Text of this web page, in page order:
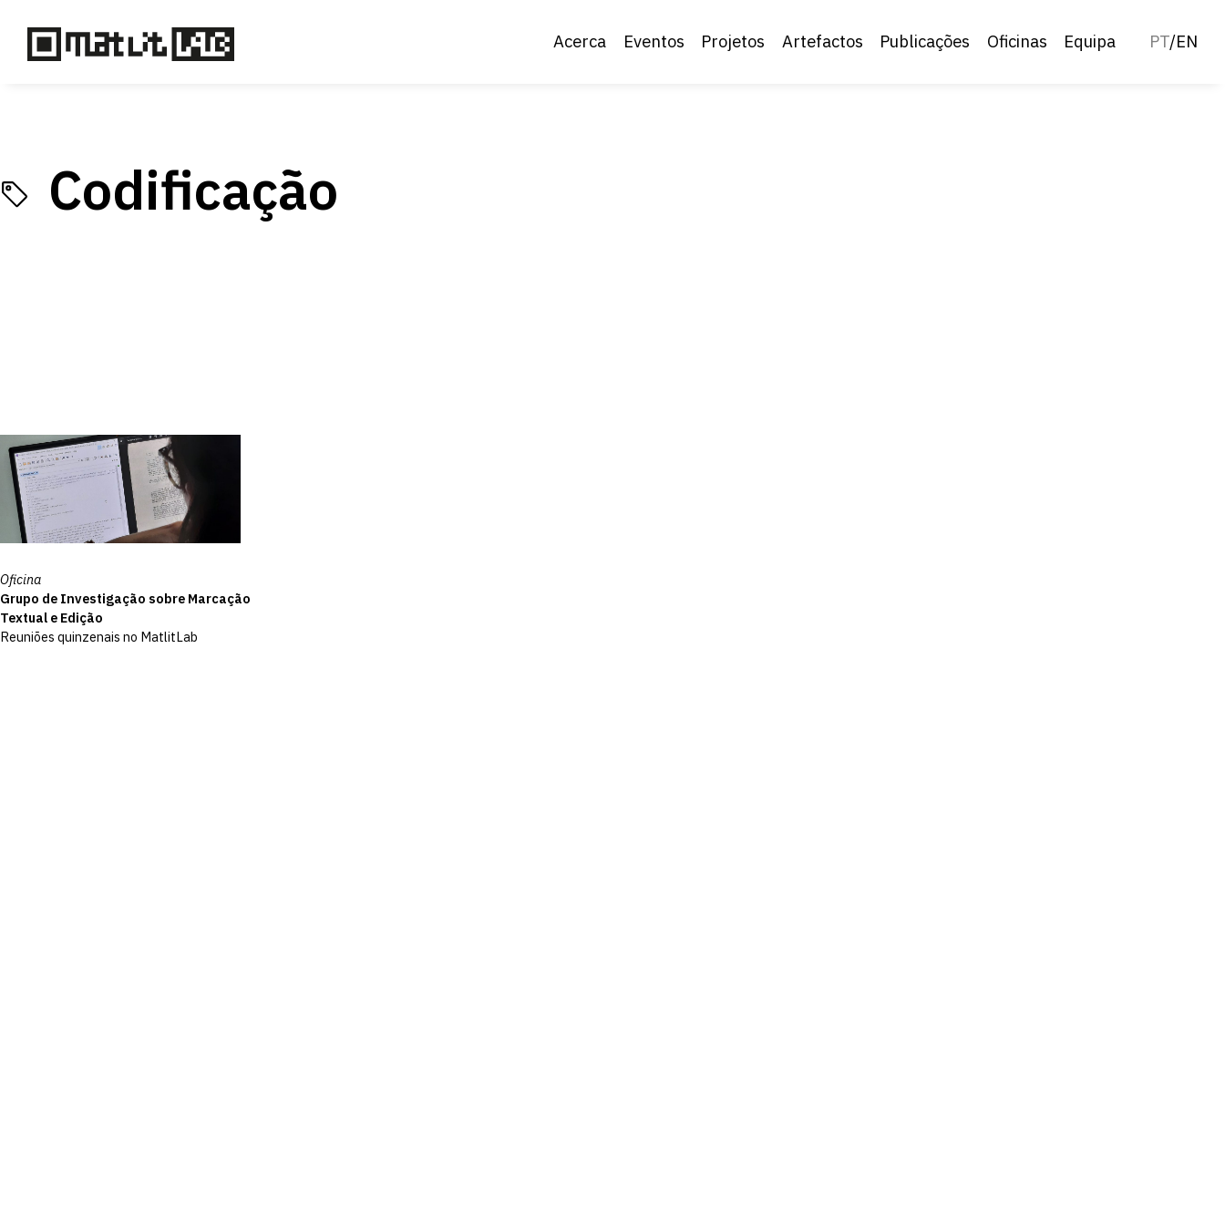
Acerca Eventos Projetos Artefactos Publicações Oficinas Equipa PT/EN
Codificação
Oficina
Grupo de Investigação sobre Marcação
Textual e Edição
Reuniões quinzenais no MatlitLab